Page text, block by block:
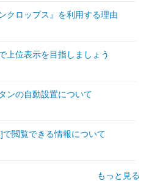
クロップス』を利用する理由
上位表示を目指しましょう
ンの自動設置について
閲覧できる情報について
もっと見る